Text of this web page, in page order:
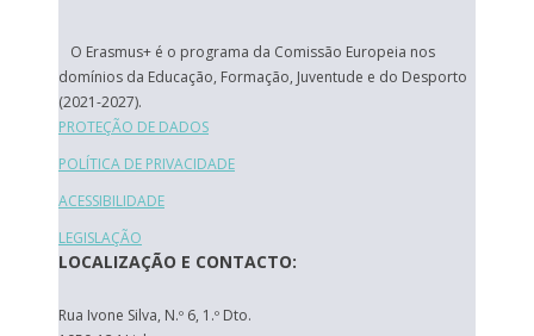
O Erasmus+ é o programa da Comissão Europeia nos
domínios da Educação, Formação, Juventude e do Desporto
(2021-2027).
PROTEÇÃO DE DADOS
POLÍTICA DE PRIVACIDADE
ACESSIBILIDADE
LEGISLAÇÃO
LOCALIZAÇÃO E CONTACTO:
Rua Ivone Silva, N.º 6, 1.º Dto.